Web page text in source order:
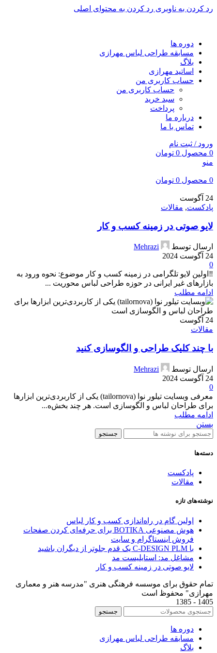
رد کردن به ناوبری رد کردن به محتوای اصلی
دوره ها
مسابقه طراحی لباس مهرازی
بلاگ
اساتید مهرازی
حساب کاربری من
حساب کاربری من
سبد خرید
پرداخت
درباره ما
تماس با ما
ورود / ثبت نام
0 محصول 0 تومان
منو
0 محصول 0 تومان
24 آگوست
پادکست, مقالات
لایو صوتی در زمینه کسب و کار
ارسال توسط
Mehrazi
24 آگوست 2024
0
‼️اولین لایو تلگرامی در زمینه کسب و کار موضوع: نحوه ورود به
بازارهای غیر ایرانی در حوزه طراحی لباس محوریت ...
ادامه مطلب
24 آگوست
مقالات
با چند کلیک طراحی و الگوسازی کنید
ارسال توسط
Mehrazi
24 آگوست 2024
0
معرفی وبسایت تیلور نوا (tailornova) یکی از کاربردی‌ترین ابزارها
برای طراحان لباس و الگوسازی است. هر چند بخش‌ه...
ادامه مطلب
بستن
جستجو
دسته‌ها
پادکست
مقالات
نوشته‌های تازه
اولین گام در راه‌اندازی کسب و کار لباس
هوش مصنوعی BOTIKA برای حرفه‌ای کردن صفحات
فروش اینستاگرام و سایت
با C-DESIGN PLM یک قدم جلوتر از دیگران باشید
مشاغل مد: استایلیست مد
لایو صوتی در زمینه کسب و کار
تمام حقوق برای موسسه فرهنگی هنری "مدرسه هنر و معماری
مهرازی" محفوظ است
1405 - 1385
جستجو
دوره ها
مسابقه طراحی لباس مهرازی
بلاگ